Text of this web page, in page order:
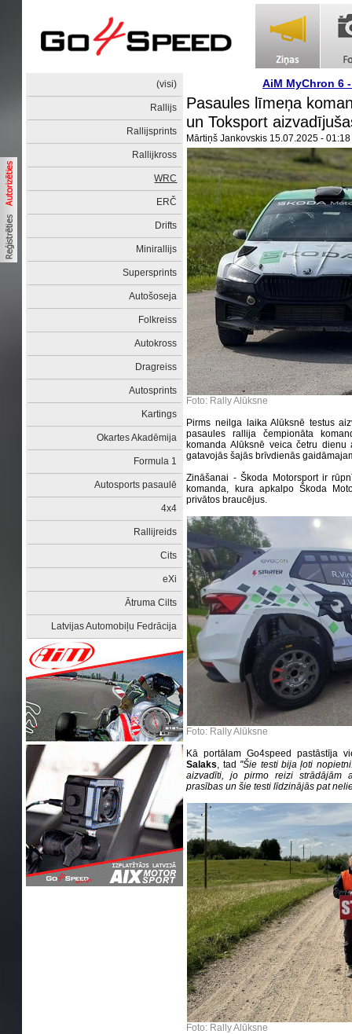
(visi)
Rallijs
Rallijsprints
Rallijkross
WRC
ERČ
Drifts
Minirallijs
Supersprints
Autošoseja
Folkreiss
Autokross
Dragreiss
Autosprints
Kartings
Okartes Akadēmija
Formula 1
Autosports pasaulē
4x4
Rallijreids
Cits
eXi
Ātruma Cilts
Latvijas Automobiļu Fedrācija
AiM MyChron 6
Pasaules līmeņa
un Toksport
Mārtiņš Jankovskis 15.07.2025 - 01:18
Foto: Rally Alūksne
Pirms neilga laika Alūksnē testus
pasaules rallija čempionāta
komanda Alūksnē veica četru dienu
gatavojās šajās brīvdienās
Zināšanai - Škoda Motorsport ir
komanda, kura apkalpo Škoda
privātos braucējus.
Foto: Rally Alūksne
Kā portālam Go4speed pastāstīja
Salaks, tad ''Šie testi bija ļoti
aizvadīti, jo pirmo reizi strādājām
prasības un šie testi līdzinājās pat
Foto: Rally Alūksne